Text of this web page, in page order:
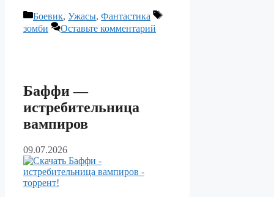
Рубрики
Боевик, Ужасы, Фантастика
Метки
зомби
Оставьте комментарий
Баффи —
истребительница
вампиров
09.07.2026